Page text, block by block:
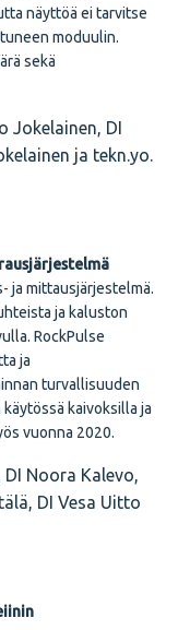
näyttöä ei tarvitse
moduulin.
sekä
Jokelainen, DI
ja tekn.yo.
ja mittausjärjestelmä.
ja kaluston
RockPulse
ja
turvallisuuden
kaivoksilla ja
vuonna 2020.
Noora Kalevo,
DI Vesa Uitto